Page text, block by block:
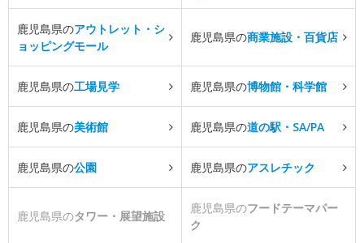
鹿児島県のアウトレット・シ
ョッピングモール
鹿児島県の商業施設・百貨店
鹿児島県の工場見学 鹿児島県の博物館・科学館
鹿児島県の美術館 鹿児島県の道の駅・SA/PA
鹿児島県の公園 鹿児島県のアスレチック
鹿児島県のタワー・展望施設
鹿児島県のフードテーマパー
ク